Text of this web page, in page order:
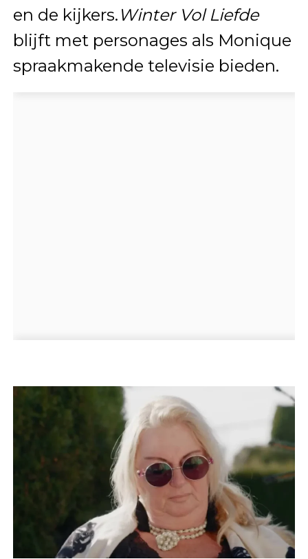
en de kijkers. Winter Vol Liefde
blijft met personages als Monique
spraakmakende televisie bieden.